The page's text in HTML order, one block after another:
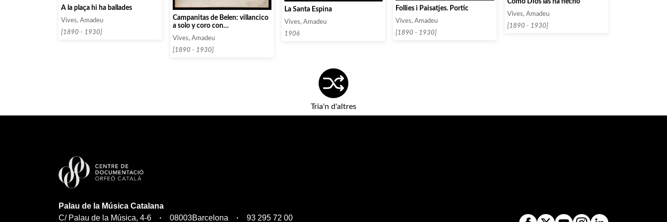
A la plaça hi ha ballades
Vives, Amadeu
[1890 - 1930]
Campanitas de Belen: villancico
a solo y coro con
Vives, Amadeu
[1890 - 1930]
La Santa Espina
Vives, Amadeu
1906
Follies i Paisatjes. Portic
Vives, Amadeu
[1890 - 1930]
Vives, Amadeu
[1890 - 1930]
Tria'n d'altres
Palau de la Música Catalana
C/ Palau de la Música, 4-6
08003Barcelona 93 295 72 00